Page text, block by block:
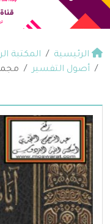
الرئيسية المكتبة
أصول التفسير